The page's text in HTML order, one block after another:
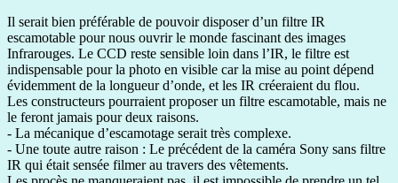
Il serait bien préférable de pouvoir disposer d’un filtre IR
escamotable pour nous ouvrir le monde fascinant des images
Infrarouges. Le CCD reste sensible loin dans l’IR, le filtre est
indispensable pour la photo en visible car la mise au point dépend
évidemment de la longueur d’onde, et les IR créeraient du flou.
Les constructeurs pourraient proposer un filtre escamotable, mais ne
le feront jamais pour deux raisons.
- La mécanique d’escamotage serait très complexe.
- Une toute autre raison : Le précédent de la caméra Sony sans filtre
IR qui était sensée filmer au travers des vêtements.